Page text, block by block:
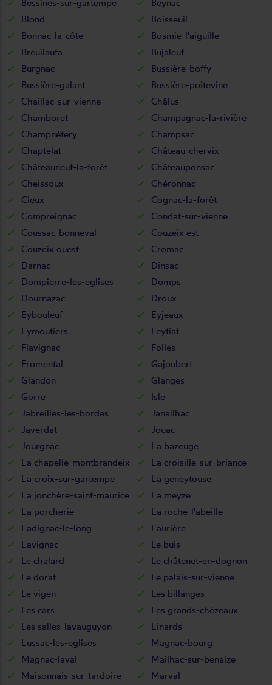
Bessines-sur-gartempe
Beynac
Blond
Boisseuil
Bonnac-la-côte
Bosmie-l'aiguille
Breuilaufa
Bujaleuf
Burgnac
Bussière-boffy
Bussière-galant
Bussière-poitevine
Chaillac-sur-vienne
Châlus
Chamboret
Champagnac-la-rivière
Champnétery
Champsac
Chaptelat
Château-chervix
Châteauneuf-la-forêt
Châteauponsac
Cheissoux
Chéronnac
Cieux
Cognac-la-forêt
Compreignac
Condat-sur-vienne
Coussac-bonneval
Couzeix est
Couzeix ouest
Cromac
Darnac
Dinsac
Dompierre-les-eglises
Domps
Dournazac
Droux
Eybouleuf
Eyjeaux
Eymoutiers
Feytiat
Flavignac
Folles
Fromental
Gajoubert
Glandon
Glanges
Gorre
Isle
Jabreilles-les-bordes
Janailhac
Javerdat
Jouac
Jourgnac
La bazeuge
La chapelle-montbrandeix
La croisille-sur-briance
La croix-sur-gartempe
La geneytouse
La jonchère-saint-maurice
La meyze
La porcherie
La roche-l'abeille
Ladignac-le-long
Laurière
Lavignac
Le buis
Le chalard
Le châtenet-en-dognon
Le dorat
Le palais-sur-vienne
Le vigen
Les billanges
Les cars
Les grands-chézeaux
Les salles-lavauguyon
Linards
Lussac-les-eglises
Magnac-bourg
Magnac-laval
Mailhac-sur-benaize
Maisonnais-sur-tardoire
Marval